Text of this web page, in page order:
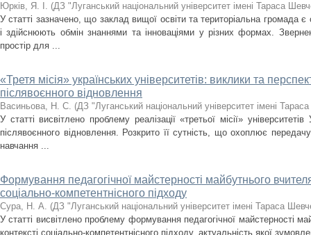
Юрків, Я. І. (ДЗ "Луганський національний університет імені Тараса
У статті зазначено, що заклад вищої освіти та територіальна громада є
і здійснюють обмін знаннями та інноваціями у різних формах.
простір для ...
«Третя місія» українських університетів: виклики та
післявоєнного відновлення
Васиньова, Н. С. (ДЗ "Луганський національний університет імені
У статті висвітлено проблему реалізації «третьої місії»
післявоєнного відновлення. Розкрито її сутність, що охоплює
навчання ...
Формування педагогічної майстерності майбутнього
соціально-компетентнісного підходу
Сура, Н. А. (ДЗ "Луганський національний університет імені Тараса
У статті висвітлено проблему формування педагогічної майстерності
контексті соціально-компетентнісного підходу, актуальність якої